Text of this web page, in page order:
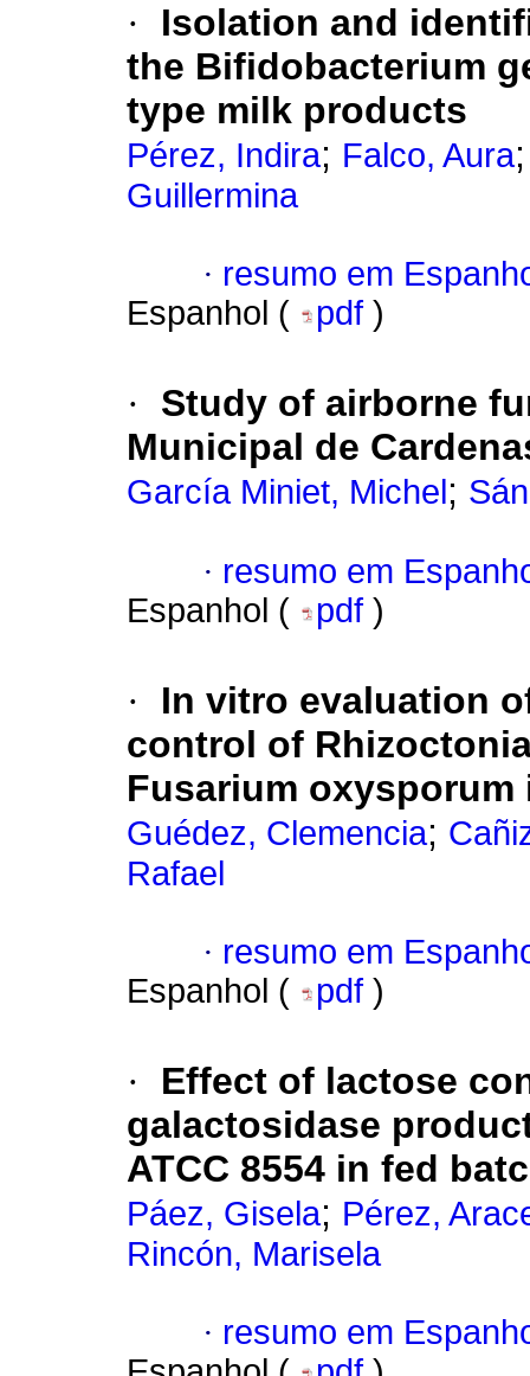
·
Isolation and
the Bifidobacterium
type milk products
Pérez, Indira; Falco, Aura
Guillermina
· resumo em
Espanhol (
pdf )
·
Study of airborne
Municipal de
García Miniet, Michel ;
· resumo em
Espanhol (
pdf )
·
In vitro evaluation
control of
Fusarium
Guédez, Clemencia;
Rafael
· resumo em
Espanhol (
pdf )
·
Effect of lactose
galactosidase
ATCC 8554 in fed
Páez, Gisela; Pérez,
Rincón, Marisela
· resumo em